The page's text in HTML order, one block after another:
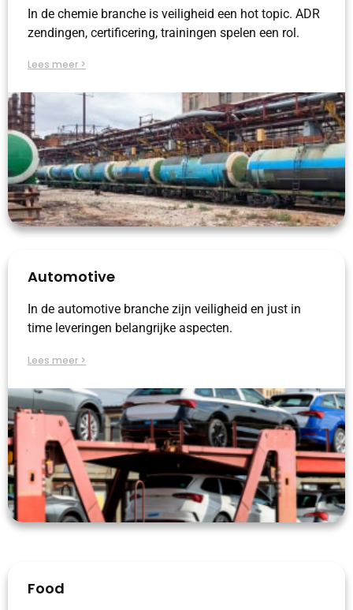
In de chemie branche is veiligheid een hot topic. ADR
zendingen, certificering, trainingen spelen een rol.
Lees meer >
Automotive
In de automotive branche zijn veiligheid en just in
time leveringen belangrijke aspecten.
Lees meer >
Food